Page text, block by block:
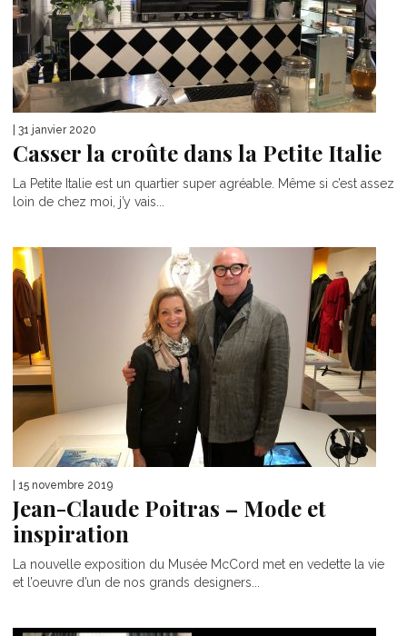
| 31 janvier 2020
Casser la croûte dans la Petite Italie
La Petite Italie est un quartier super agréable. Même si c’est assez
loin de chez moi, j’y vais...
| 15 novembre 2019
Jean-Claude Poitras – Mode et
inspiration
La nouvelle exposition du Musée McCord met en vedette la vie
et l’oeuvre d’un de nos grands designers...